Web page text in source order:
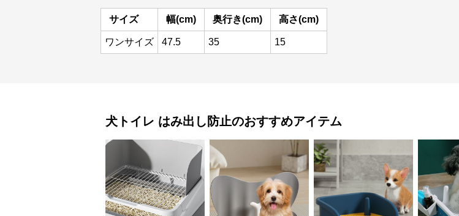
サイズ 幅(cm) 奥行き(cm) 高さ(cm)
ワンサイズ 47.5 35 15
犬トイレ はみ出し防止のおすすめアイテム